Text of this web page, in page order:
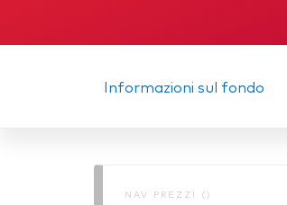
Informazioni sul fondo
NAV PREZZI ()